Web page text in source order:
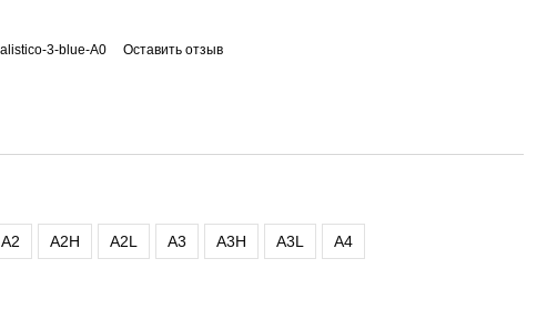
3-blue-A0 Оставить отзыв
A2 A2H A2L A3 A3H A3L A4